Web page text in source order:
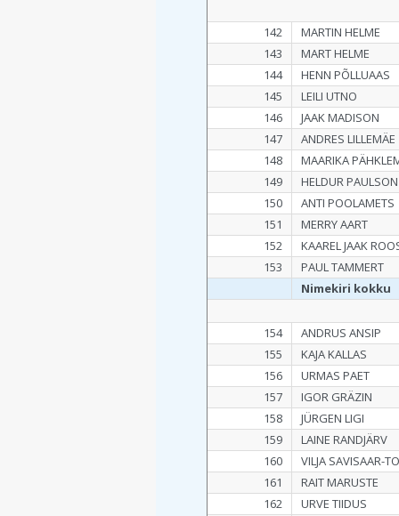
142
MARTIN HELME
143
MART HELME
144
HENN PÕLLUAAS
145
LEILI UTNO
146
JAAK MADISON
147
ANDRES LILLEMÄE
148
MAARIKA
149
HELDUR PAULSON
150
ANTI POOLAMETS
151
MERRY AART
152
KAAREL JAAK
153
PAUL TAMMERT
Nimekiri kokku
154
ANDRUS ANSIP
155
KAJA KALLAS
156
URMAS PAET
157
IGOR GRÄZIN
158
JÜRGEN LIGI
159
LAINE RANDJÄRV
160
VILJA SAVISAAR-
161
RAIT MARUSTE
162
URVE TIIDUS